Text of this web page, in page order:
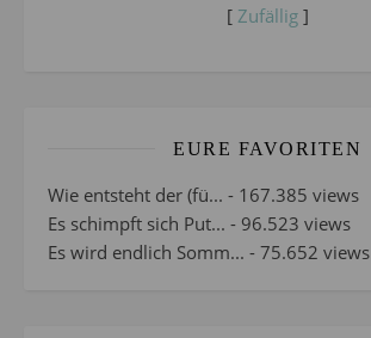
[ Zufällig]
EURE FAVORITEN
Wie entsteht der (fü... - 167.385 views
Es schimpft sich Put... - 96.523 views
Es wird endlich Somm... - 75.652 views